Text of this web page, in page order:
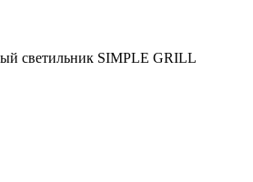
светильник SIMPLE GRILL